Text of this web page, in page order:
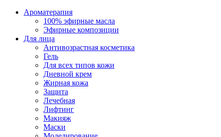
Ароматерапия
100% эфирные масла
Эфирные композиции
Для лица
Антивозрастная косметика
Гель
Для всех типов кожи
Дневной крем
Жирная кожа
Защита
Лечебная
Лифтинг
Макияж
Маски